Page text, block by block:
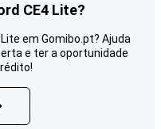
CE4 Lite?
em Gomibo.pt? Ajuda
e ter a oportunidade